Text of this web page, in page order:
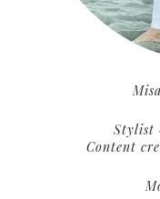
Stylist
Content